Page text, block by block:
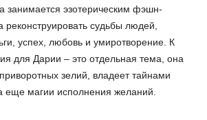
занимается эзотерическим фэшн-
судьбы людей,
успех, любовь и умиротворение. К
для Дарии – это отдельная тема, она
зелий, владеет тайнами
еще магии исполнения желаний.